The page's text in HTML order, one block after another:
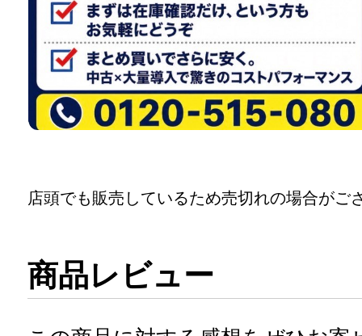
店頭でも販売しているため売切れの場合がご
商品レビュー